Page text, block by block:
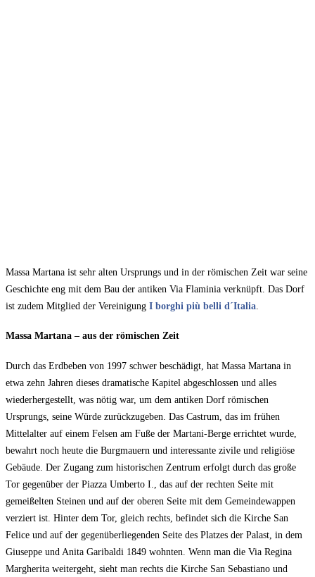
Massa Martana ist sehr alten Ursprungs und in der römischen Zeit war seine
Geschichte eng mit dem Bau der antiken Via Flaminia verknüpft. Das Dorf
ist zudem Mitglied der Vereinigung I borghi più belli d´Italia
Massa Martana – aus der römischen Zeit
Durch das Erdbeben von 1997 schwer beschädigt, hat Massa Martana in
etwa zehn Jahren dieses dramatische Kapitel abgeschlossen und alles
wiederhergestellt, was nötig war, um dem antiken Dorf römischen
Ursprungs, seine Würde zurückzugeben. Das Castrum, das im frühen
Mittelalter auf einem Felsen am Fuße der Martani-Berge errichtet wurde,
bewahrt noch heute die Burgmauern und interessante zivile und religiöse
Gebäude. Der Zugang zum historischen Zentrum erfolgt durch das große
Tor gegenüber der Piazza Umberto I., das auf der rechten Seite mit
gemeißelten Steinen und auf der oberen Seite mit dem Gemeindewappen
verziert ist. Hinter dem Tor, gleich rechts, befindet sich die Kirche San
Felice und auf der gegenüberliegenden Seite des Platzes der Palast, in dem
Giuseppe und Anita Garibaldi 1849 wohnten. Wenn man die Via Regina
Margherita weitergeht, sieht man rechts die Kirche San Sebastiano und